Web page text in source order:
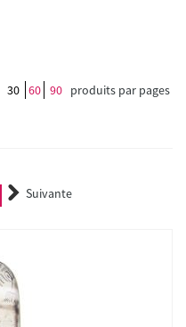
30 60 90 produits par pages
(current)Suivante